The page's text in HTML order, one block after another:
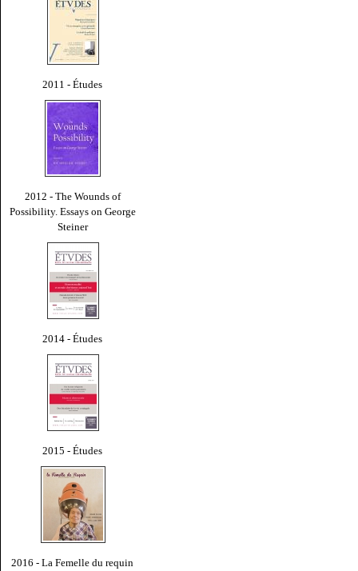
2011 - Études
2012 - The Wounds of
Possibility. Essays on George
Steiner
2014 - Études
2015 - Études
2016 - La Femelle du requin